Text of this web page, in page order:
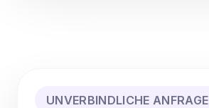
UNVERBINDLICHE ANFRAGE